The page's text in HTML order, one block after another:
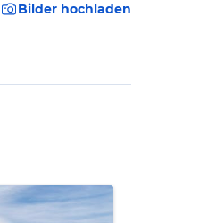
Bilder hochladen